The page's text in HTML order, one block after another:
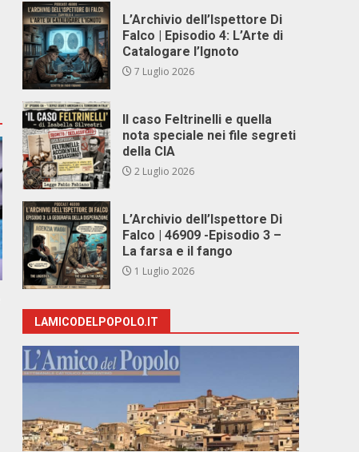
L’Archivio dell’Ispettore Di
Falco | Episodio 4: L’Arte di
Catalogare l’Ignoto
7 Luglio 2026
Il caso Feltrinelli e quella
nota speciale nei file segreti
della CIA
2 Luglio 2026
L’Archivio dell’Ispettore Di
Falco | 46909 -Episodio 3 –
La farsa e il fango
1 Luglio 2026
LAMICODELPOPOLO.IT